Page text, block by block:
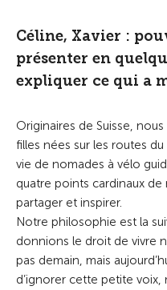
Céline, Xavier :
présenter en
expliquer ce qui a
Originaires de Suisse,
filles nées sur les routes
vie de nomades à vélo
quatre points cardinaux
partager et inspirer.
Notre philosophie est la
donnions le droit de vivre
pas demain, mais
d’ignorer cette petite voix,